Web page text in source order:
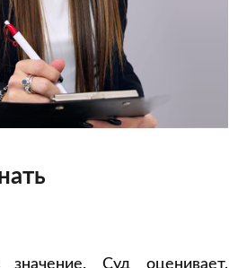
Суд оценивает,